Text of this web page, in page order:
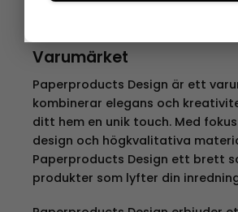
Barnservis 3 Delar. Beställ idag
Varumärket
Paperproducts Design är ett
kombinerar elegans och
ditt hem en unik touch. Med
design och högkvalitativa
Paperproducts Design ett brett
produkter som lyfter din